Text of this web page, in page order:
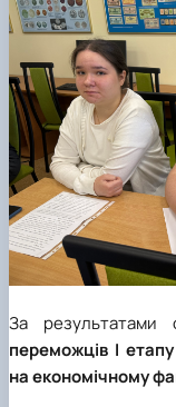
За результатами
переможців І
на економічному